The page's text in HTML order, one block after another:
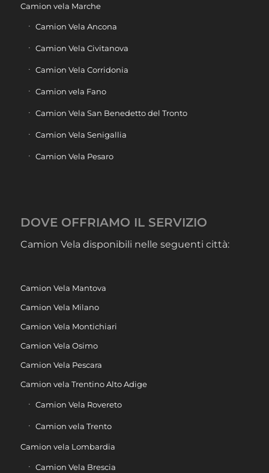
Camion vela Marche
Camion Vela Ancona
Camion Vela Civitanova
Camion Vela Corridonia
Camion vela Fano
Camion Vela San Benedetto del Tronto
Camion Vela Senigallia
Camion Vela Pesaro
DOVE OFFRIAMO IL SERVIZIO
Camion Vela disponibili nelle seguenti città:
Camion Vela Mantova
Camion Vela Milano
Camion Vela Montichiari
Camion Vela Osimo
Camion Vela Pescara
Camion vela Trentino Alto Adige
Camion Vela Rovereto
Camion vela Trento
Camion vela Lombardia
Camion Vela Brescia